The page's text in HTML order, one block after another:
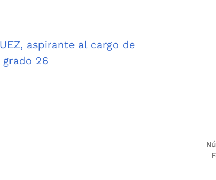
aspirante al cargo de
grado 26